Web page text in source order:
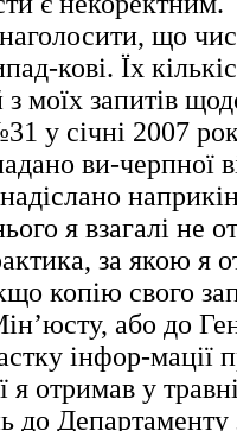
що
кові. Їх
моїх запитів
у січні 2007
ви-черпної
я взагалі не
за якою я
копію свого
або до
інфор-мації
я отримав у
до